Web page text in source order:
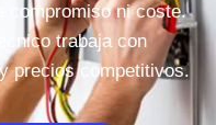
compromiso ni coste.
trabaja con
precios competitivos.